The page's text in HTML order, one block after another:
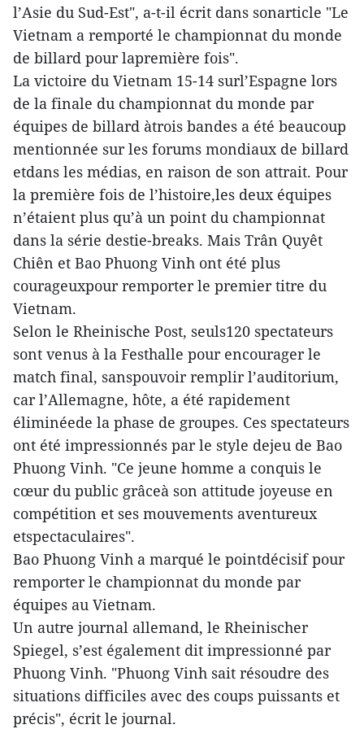
l’Asie du Sud-Est", a-t-il écrit dans sonarticle "Le
Vietnam a remporté le championnat du monde
de billard pour lapremière fois".
La victoire du Vietnam 15-14 surl’Espagne lors
de la finale du championnat du monde par
équipes de billard àtrois bandes a été beaucoup
mentionnée sur les forums mondiaux de billard
etdans les médias, en raison de son attrait. Pour
la première fois de l’histoire,les deux équipes
n’étaient plus qu’à un point du championnat
dans la série destie-breaks. Mais Trân Quyêt
Chiên et Bao Phuong Vinh ont été plus
courageuxpour remporter le premier titre du
Vietnam.
Selon le Rheinische Post, seuls120 spectateurs
sont venus à la Festhalle pour encourager le
match final, sanspouvoir remplir l’auditorium,
car l’Allemagne, hôte, a été rapidement
éliminéede la phase de groupes. Ces spectateurs
ont été impressionnés par le style dejeu de Bao
Phuong Vinh. "Ce jeune homme a conquis le
cœur du public grâceà son attitude joyeuse en
compétition et ses mouvements aventureux
etspectaculaires".
Bao Phuong Vinh a marqué le pointdécisif pour
remporter le championnat du monde par
équipes au Vietnam.
Un autre journal allemand, le Rheinischer
Spiegel, s’est également dit impressionné par
Phuong Vinh. "Phuong Vinh sait résoudre des
situations difficiles avec des coups puissants et
précis", écrit le journal.